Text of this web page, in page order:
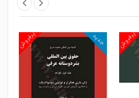
پرفروش پرفروش جدید